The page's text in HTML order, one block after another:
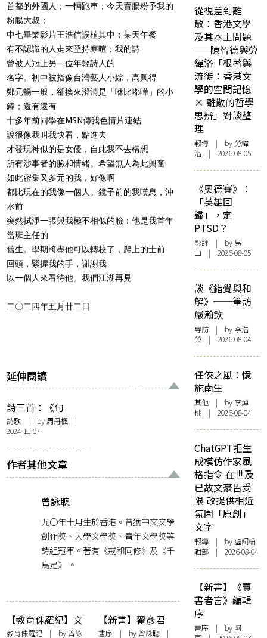
首都的外國人；一輛跑車；今天賣腸粉予我的
粉腸大叔；
中七畢業影片王浩信誤植其中；某天午餐
有不認識的人走來堅持寒暄；我的詩
曾被人冠上另一位年輕詩人的
名字。初中被指像台灣藝人小綜，高興得
鄭元暢一般，卻換來澄清是「咻比嘟嘩」的小
鐘；還有還有
十多年前同學在MSN傳我色情片連結
說很像我叫我快看，點進去
才發現神似的是女優，自此我不去構想
所有涉事者的臉和情緒。希望無人為此興奮
如此密集又多元的我，好像啊
都比現在的我像一個人。鏡子前的我嘆息，沖
水前
突然拭淨一張與我極不相似的臉：他是我首年
當班主任的
舊生。學期將盡他可以轉校了，爬上的士前
回頭，緊握我的手，謝謝我
以一個人來看待他。我們江湖再見
二〇二四年五月廿二日
延伸閱讀
詩三首：《句
子》，〈夜〉，
〈風〉
詩歌 | by周丹楓 |
2024-11-07
作者其他文章
曾詠聰
九〇年十月生於香港。曾獲中文文學
創作獎、大學文學獎、青年文學獎等
詩組冠軍。著有《戒和同修》及《千
鳥足》 。
【教育侏羅紀】文
學性太強就不是中
教育侏羅紀 | by 曾詠
【新書】翟彥君
《夏花與秋葉》曾
書序| by 曾詠聰|
從視差到離
散：香港文學
及其本土問題
——陳智德與勞
緯洛「根著與
流徙：香港文
學的空間記憶
× 離散的哲學
思辨」對談整
理
報導 | by 勞緯
洛 | 2026-08-05
《奧德賽》：
「英雄回
歸」，定
PTSD？
影評 | by 易
山 | 2026-08-05
談《錯覺與和
解》──筆訪
嚴瀚欽
專訪 | by 李浩
榮 | 2026-08-04
任俠之風：憶
施南生
其他 | by 李焯
桃 | 2026-08-04
ChatGPT拒生
成模仿作家風
格指令 在世及
已故文豪皆受
限 改提供相近
氛圍「原創」
文字
報導 | by 虛詞編
輯部 | 2026-08-04
【新書】《賣
書者言》編輯
序
書序 | by 阿